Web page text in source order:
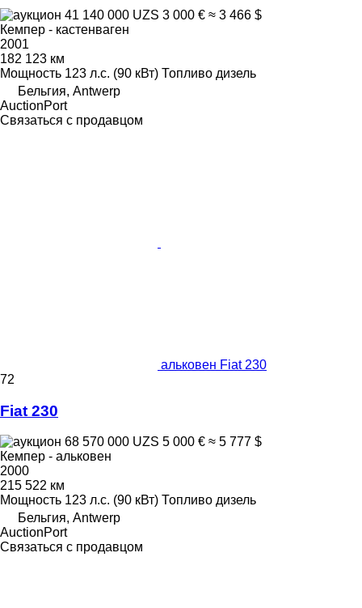
41 140 000 UZS 3 000 € ≈ 3 466 $
Кемпер - кастенваген
2001
182 123 км
Мощность 123 л.с. (90 кВт) Топливо дизель
Бельгия, Antwerp
AuctionPort
Связаться с продавцом
альковен Fiat 230
72
Fiat 230
68 570 000 UZS 5 000 € ≈ 5 777 $
Кемпер - альковен
2000
215 522 км
Мощность 123 л.с. (90 кВт) Топливо дизель
Бельгия, Antwerp
AuctionPort
Связаться с продавцом